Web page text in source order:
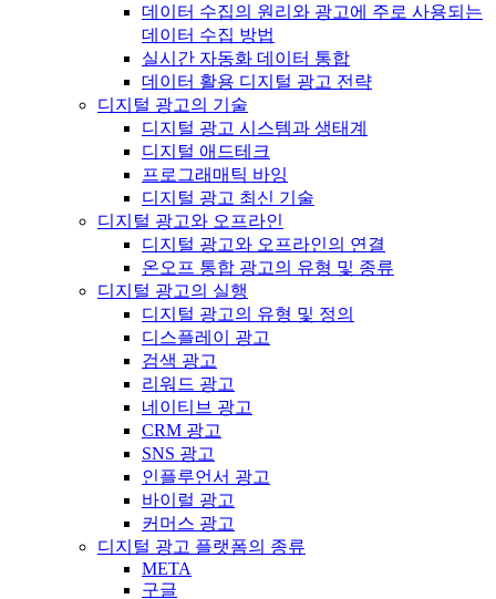
데이터 수집의 원리와 광고에 주로 사용되는
데이터 수집 방법
실시간 자동화 데이터 통합
데이터 활용 디지털 광고 전략
디지털 광고의 기술
디지털 광고 시스템과 생태계
디지털 애드테크
프로그래매틱 바잉
디지털 광고 최신 기술
디지털 광고와 오프라인
디지털 광고와 오프라인의 연결
온오프 통합 광고의 유형 및 종류
디지털 광고의 실행
디지털 광고의 유형 및 정의
디스플레이 광고
검색 광고
리워드 광고
네이티브 광고
CRM 광고
SNS 광고
인플루언서 광고
바이럴 광고
커머스 광고
디지털 광고 플랫폼의 종류
META
구글